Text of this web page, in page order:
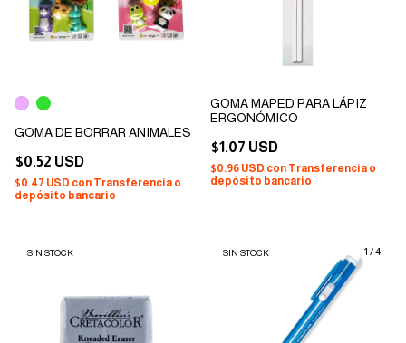
GOMA DE BORRAR ANIMALES
$0.52 USD
$0.47 USD con Transferencia o
depósito bancario
GOMA MAPED PARA LÁPIZ
ERGONÓMICO
$1.07 USD
$0.96 USD con Transferencia o
depósito bancario
SIN STOCK 1 /4
SIN STOCK